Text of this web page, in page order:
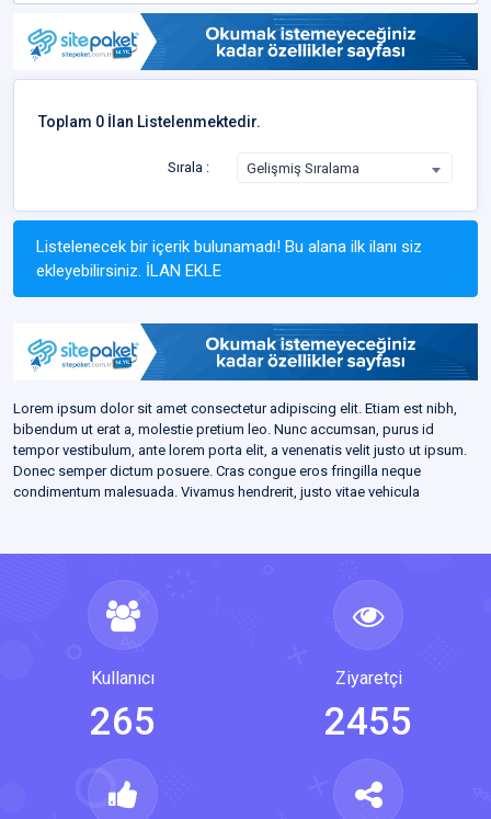
Toplam 0 İlan Listelenmektedir.
Sırala : Gelişmiş Sıralama
Listelenecek bir içerik bulunamadı! Bu alana ilk ilanı siz
ekleyebilirsiniz. İLAN EKLE
Lorem ipsum dolor sit amet consectetur adipiscing elit. Etiam est nibh,
bibendum ut erat a, molestie pretium leo. Nunc accumsan, purus id
tempor vestibulum, ante lorem porta elit, a venenatis velit justo ut ipsum.
Donec semper dictum posuere. Cras congue eros fringilla neque
condimentum malesuada. Vivamus hendrerit, justo vitae vehicula
quis porta neque. Quisque sodales quam sit amet placerat malesuada.
sed, varius justo. Aliquam erat volutpat. Nam nisl magna, tristique nec
sodales eget, feugiat sit amet dui. Pellentesque pellentesque fringilla
diam, vitae vehicula orci vulputate ut. Cras nec sagittis neque. In in
vehicula. Integer accumsan, est sed tempus ultrices, eros mi iaculis dolor,
porttitor ex. Donec dignissim velit neque, et laoreet mauris luctus non.
platea dictumst. Donec tortor ligula, fringilla et justo a, mattis mollis sem.
Nullam gravida odio erat, vitae ornare urna pretium vel. Duis aliquet vel
neque pulvinar faucibus. Ut at sapien in turpis finibus varius vel a magna.
Kullanıcı
265
Ziyaretçi
2455